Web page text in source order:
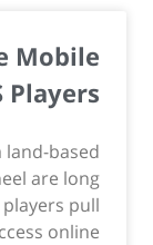
Mobile
land-based
are long
pull
online...